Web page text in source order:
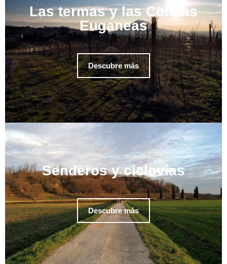
Las termas y las Colinas
Euganeas
Descubre más
Senderos y ciclovías
Descubre más